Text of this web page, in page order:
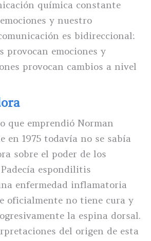
química constante
y nuestro
es bidireccional:
provocan emociones y
provocan cambios a nivel
que emprendió Norman
en 1975 todavía no se sabía
sobre el poder de los
espondilitis
enfermedad inflamatoria
oficialmente no tiene cura y
la espina dorsal.
del origen de esta